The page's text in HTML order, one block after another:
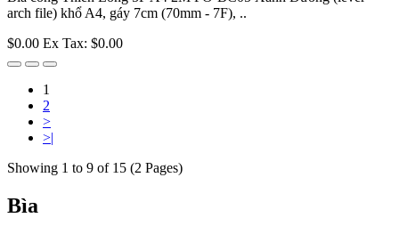
arch file) khổ A4, gáy 7cm (70mm - 7F), ..
$0.00 Ex Tax: $0.00
1
2
>
>|
Showing 1 to 9 of 15 (2 Pages)
Bìa